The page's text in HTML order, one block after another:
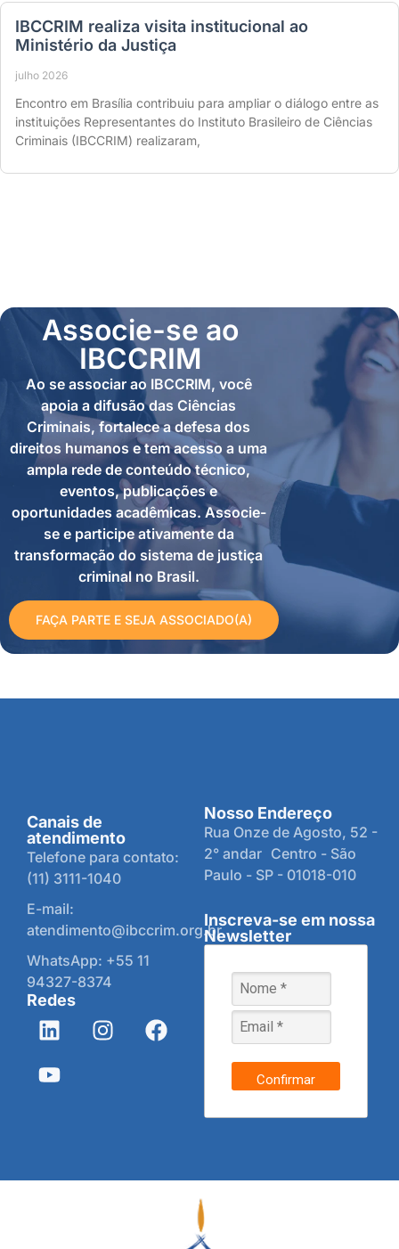
IBCCRIM realiza visita institucional ao
Ministério da Justiça
julho 2026
Encontro em Brasília contribuiu para ampliar o diálogo entre as
instituições Representantes do Instituto Brasileiro de Ciências
Criminais (IBCCRIM) realizaram,
Associe-se ao
IBCCRIM
Ao se associar ao IBCCRIM, você
apoia a difusão das Ciências
Criminais, fortalece a defesa dos
direitos humanos e tem acesso a uma
ampla rede de conteúdo técnico,
eventos, publicações e
oportunidades acadêmicas. Associe-
se e participe ativamente da
transformação do sistema de justiça
criminal no Brasil.
FAÇA PARTE E SEJA ASSOCIADO(A)
Canais de
atendimento
Telefone para contato:
(11) 3111-1040
E-mail:
atendimento@ibccrim.org.br
WhatsApp: +55 11
94327-8374
Redes
Nosso Endereço
Rua Onze de Agosto, 52 -
2° andar Centro - São
Paulo - SP - 01018-010
Inscreva-se em nossa
Newsletter
Confirmar